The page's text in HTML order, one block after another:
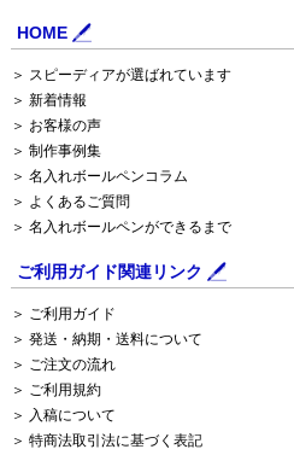
HOME
＞ スピーディアが選ばれています
＞ 新着情報
＞ お客様の声
＞ 制作事例集
＞ 名入れボールペンコラム
＞ よくあるご質問
＞ 名入れボールペンができるまで
ご利用ガイド関連リンク
＞ ご利用ガイド
＞ 発送・納期・送料について
＞ ご注文の流れ
＞ ご利用規約
＞ 入稿について
＞ 特商法取引法に基づく表記